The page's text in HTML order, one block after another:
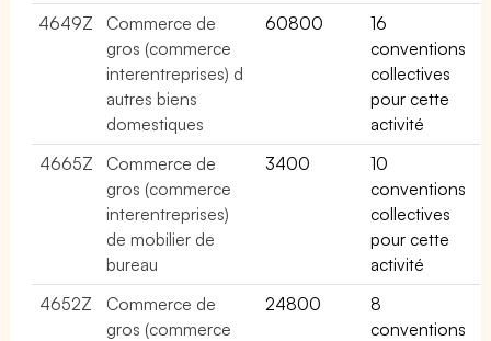
4649Z
Commerce de
gros (commerce
interentreprises) d
autres biens
domestiques
60800
16
conventions
collectives
pour cette
activité
4665Z
Commerce de
gros (commerce
interentreprises)
de mobilier de
bureau
3400
10
conventions
collectives
pour cette
activité
4652Z
Commerce de
gros (commerce
24800
8
conventions